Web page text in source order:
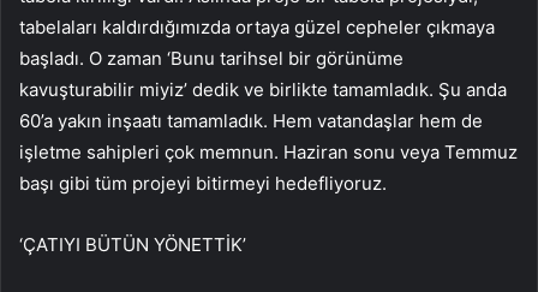
tabelaları kaldırdığımızda ortaya güzel cepheler çıkmaya
başladı. O zaman ‘Bunu tarihsel bir görünüme
kavuşturabilir miyiz’ dedik ve birlikte tamamladık. Şu anda
60’a yakın inşaatı tamamladık. Hem vatandaşlar hem de
işletme sahipleri çok memnun. Haziran sonu veya Temmuz
başı gibi tüm projeyi bitirmeyi hedefliyoruz.
‘ÇATIYI BÜTÜN YÖNETTİK’